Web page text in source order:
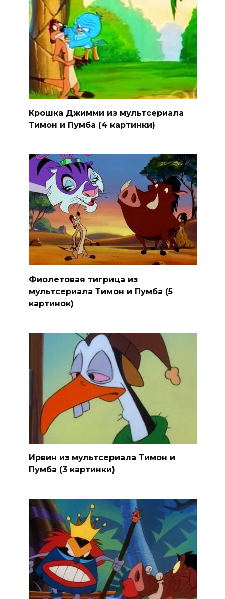
Крошка Джимми из мультсериала
Тимон и Пумба (4 картинки)
Фиолетовая тигрица из
мультсериала Тимон и Пумба (5
картинок)
Ирвин из мультсериала Тимон и
Пумба (3 картинки)